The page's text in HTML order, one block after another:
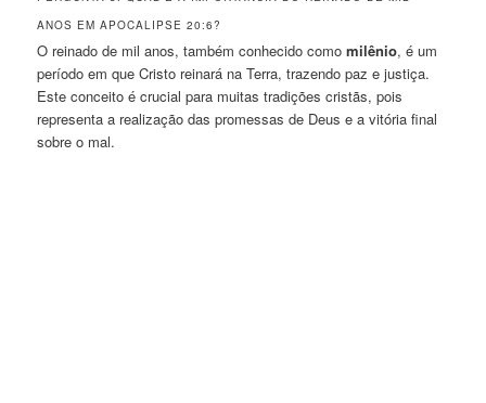
ANOS EM APOCALIPSE 20:6?
O reinado de mil anos, também conhecido comomilênio, é um
período em que Cristo reinará na Terra, trazendo paz e justiça.
Este conceito é crucial para muitas tradições cristãs, pois
representa a realização das promessas de Deus e a vitória final
sobre o mal.